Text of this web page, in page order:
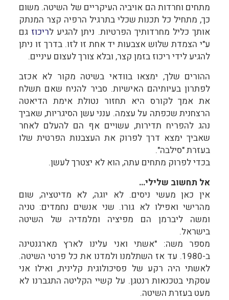
מתחים וחרדות הם אויביה העיקריים של השיטה. משום
כך, מתחיל כל תכנות שכלי בתרגיל הרפיה קצר המנתק
אותך כליל מחרדותיך הפרטיות. ניתן להגיע לריכוז גם
ע"י הצמדת שלוש אצבעות יד אחת זו לזו. בדרך זו ניתן
להגיע לידי ריכוז בזמן קצר, ובלא צורך לעצום עיניים.
ההורים שלך, ימצאו בוודאי בשיטה מקור לא אכזב
לפתרון בעיותיהם האישיות. סביר להניח שאם תשלח
את אמך לקורס היא תחזור נטולת אימת הדיאטה
הרצחנית שכפתה על עצמה. ענני עשן הסיגריות, שאביך
נהג להפריח תדירות, עשויים אף הם להעלם לאחר
שאביך ימצא דרך לפרוק את העצבנות הפרטית שלו
בעזרת "סילבה".
בכדי לפרוק מתחים עתה, הוא לא יצטרך לעשן.
אל תחשוב שלילי…
אין כאן מעשי ניסים. לא יוגה, לא מדיטציה, שום
מהרישי ואפילו לא גורו. שני אנשים נחמדים: טניה
ומשה ליברמן הם מפיציה ומלמדיה של השיטה
בישראל.
מספר משה: "אשתי ואני עלינו לארץ מארגנטינה
ב-1980. עד אז השתלמנו ולמדנו את כל פרטי השיטה.
לאשתי היה רקע של פסיכולוגית קלינית, ואילו אני
עסקתי בטכנאות רנטגן. על קשיי הקליטה התגברנו לא
מעט בעזרת השיטה.